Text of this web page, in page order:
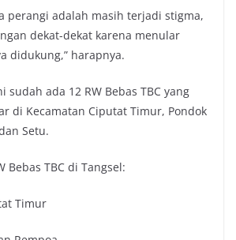
perangi adalah masih terjadi stigma,
dekat-dekat karena menular
didukung,” harapnya.
sudah ada 12 RW Bebas TBC yang
di Kecamatan Ciputat Timur, Pondok
Setu.
Bebas TBC di Tangsel:
Timur